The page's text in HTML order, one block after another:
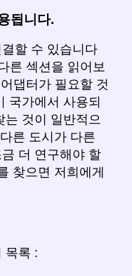
됩니다.
할 수 있습니다
른 섹션을 읽어보
댑터가 필요할 것
국가에서 사용되
는 것이 일반적으
른 도시가 다른
더 연구해야 할
찾으면 저희에게
목록 :